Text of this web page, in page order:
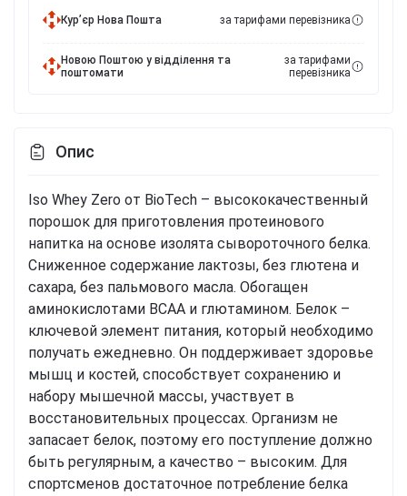
Курʼєр Нова Пошта за тарифами перевізника
Новою Поштою у відділення та
поштомати
за тарифами
перевізника
Опис
Iso Whey Zero от BioTech – высококачественный
порошок для приготовления протеинового
напитка на основе изолята сывороточного белка.
Сниженное содержание лактозы, без глютена и
сахара, без пальмового масла. Обогащен
аминокислотами BCAA и глютамином. Белок –
ключевой элемент питания, который необходимо
получать ежедневно. Он поддерживает здоровье
мышц и костей, способствует сохранению и
набору мышечной массы, участвует в
восстановительных процессах. Организм не
запасает белок, поэтому его поступление должно
быть регулярным, а качество – высоким. Для
спортсменов достаточное потребление белка